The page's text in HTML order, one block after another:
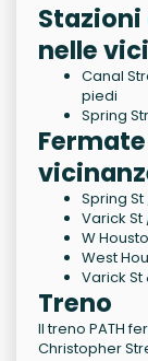
nelle
Canal
piedi
Spring
Spring
Varick St
W
West
Varick St
Treno
Il treno PATH
Christopher